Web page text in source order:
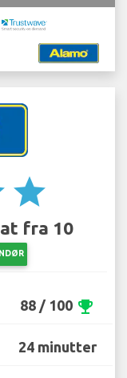
star
fra 10
88 / 100 emoji_events
24 minutter